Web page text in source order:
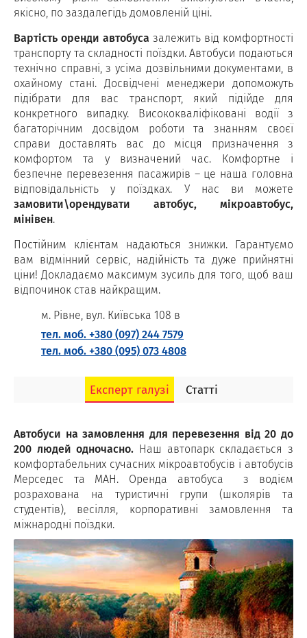
якісно, по заздалегідь домовленій ціні.
Вартість оренди автобуса залежить від комфортності
транспорту та складності поїздки. Автобуси подаються
технічно справні, з усіма дозвільними документами, в
охайному стані. Досвідчені менеджери допоможуть
підібрати для вас транспорт, який підійде для
конкретного випадку. Висококваліфіковані водії з
багаторічним досвідом роботи та знанням своєї
справи доставлять вас до місця призначення з
комфортом та у визначений час. Комфортне і
безпечне перевезення пасажирів – це наша головна
відповідальність у поїздках. У нас ви можете
замовити\орендувати автобус, мікроавтобус,
мінівен.
Постійним клієнтам надаються знижки. Гарантуємо
вам відмінний сервіс, надійність та дуже прийнятні
ціни! Докладаємо максимум зусиль для того, щоб ваш
відпочинок став найкращим.
м. Рівне, вул. Київська 108 в
тел. моб. +380 (097) 244 7579
тел. моб. +380 (095) 073 4808
Експерт галузі Статті
Автобуси на замовлення для перевезення від 20 до
200 людей одночасно. Наш автопарк складається з
комфортабельних сучасних мікроавтобусів і автобусів
Мерседес та МАН. Оренда автобуса з водієм
розрахована на туристичні групи (школярів та
студентів), весілля, корпоративні замовлення та
міжнародні поїздки.